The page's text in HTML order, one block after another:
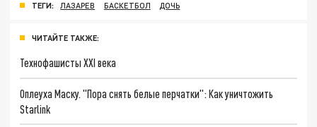
ТЕГИ: ЛАЗАРЕВ БАСКЕТБОЛ ДОЧЬ
ЧИТАЙТЕ ТАКЖЕ:
Технофашисты XXI века
Оплеуха Маску. "Пора снять белые перчатки": Как уничтожить
Starlink